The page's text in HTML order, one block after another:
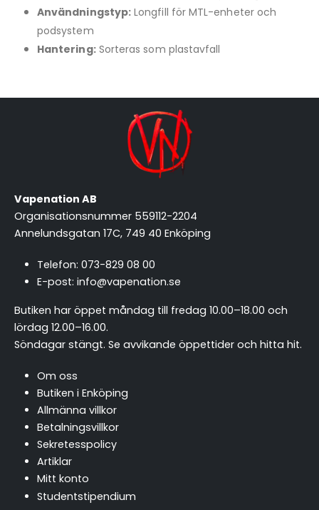
Användningstyp: Longfill för MTL-enheter och
podsystem
Hantering:Sorteras som plastavfall
Vapenation AB
Organisationsnummer 559112-2204
Annelundsgatan 17C, 749 40 Enköping
Telefon: 073-829 08 00
E-post: info@vapenation.se
Butiken har öppet måndag till fredag 10.00–18.00 och
lördag 12.00–16.00.
Söndagar stängt. Se avvikande öppettider och hitta hit.
Om oss
Butiken i Enköping
Allmänna villkor
Betalningsvillkor
Sekretesspolicy
Artiklar
Mitt konto
Studentstipendium